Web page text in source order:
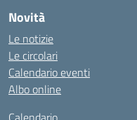
Novità
Le notizie
Le circolari
Calendario eventi
Albo online